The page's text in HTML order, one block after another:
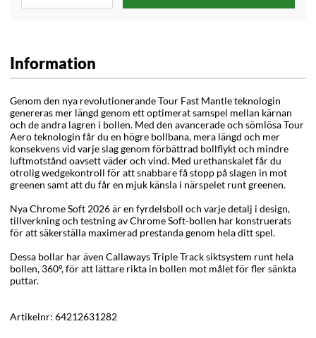
Information
Genom den nya revolutionerande Tour Fast Mantle teknologin
genereras mer längd genom ett optimerat samspel mellan kärnan
och de andra lagren i bollen. Med den avancerade och sömlösa Tour
Aero teknologin får du en högre bollbana, mera längd och mer
konsekvens vid varje slag genom förbättrad bollflykt och mindre
luftmotstånd oavsett väder och vind. Med urethanskalet får du
otrolig wedgekontroll för att snabbare få stopp på slagen in mot
greenen samt att du får en mjuk känsla i närspelet runt greenen.
Nya Chrome Soft 2026 är en fyrdelsboll och varje detalj i design,
tillverkning och testning av Chrome Soft-bollen har konstruerats
för att säkerställa maximerad prestanda genom hela ditt spel.
Dessa bollar har även Callaways Triple Track siktsystem runt hela
bollen, 360°, för att lättare rikta in bollen mot målet för fler sänkta
puttar.
Artikelnr: 64212631282